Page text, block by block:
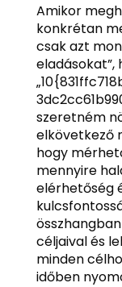
Amikor
konkrétan
csak azt
eladásokat”,
szeretném
elkövetkező
hogy
mennyire
elérhetőség
céljaival és
minden
időben